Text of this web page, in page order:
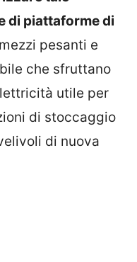
di piattaforme di
pesanti e
che sfruttano
utile per
di stoccaggio
di nuova